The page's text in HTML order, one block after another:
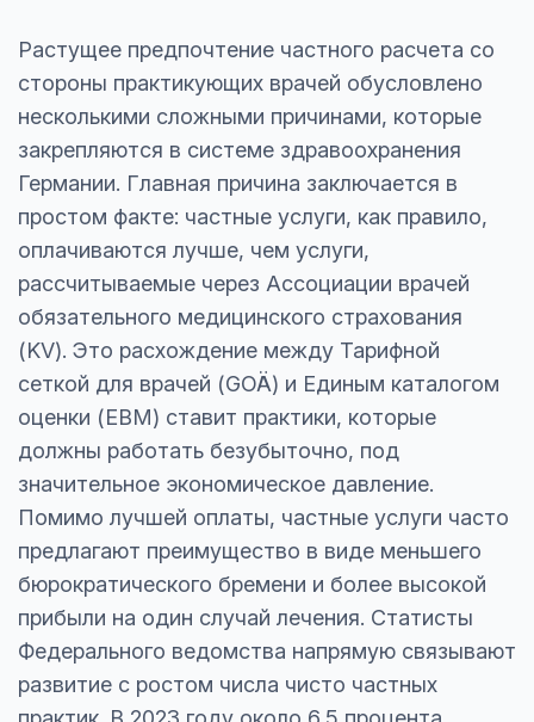
Растущее предпочтение частного расчета со
стороны практикующих врачей обусловлено
несколькими сложными причинами, которые
закрепляются в системе здравоохранения
Германии. Главная причина заключается в
простом факте: частные услуги, как правило,
оплачиваются лучше, чем услуги,
рассчитываемые через Ассоциации врачей
обязательного медицинского страхования
(KV). Это расхождение между Тарифной
сеткой для врачей (GOÄ) и Единым каталогом
оценки (EBM) ставит практики, которые
должны работать безубыточно, под
значительное экономическое давление.
Помимо лучшей оплаты, частные услуги часто
предлагают преимущество в виде меньшего
бюрократического бремени и более высокой
прибыли на один случай лечения. Статисты
Федерального ведомства напрямую связывают
развитие с ростом числа чисто частных